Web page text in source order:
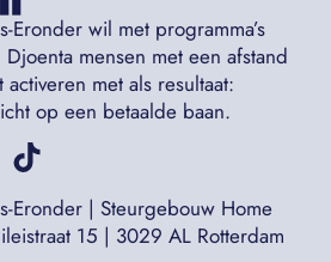
Eronder wil met programma’s
mensen met een afstand
met als resultaat:
op een betaalde baan.
Eronder | Steurgebouw Home
15 | 3029 AL Rotterdam